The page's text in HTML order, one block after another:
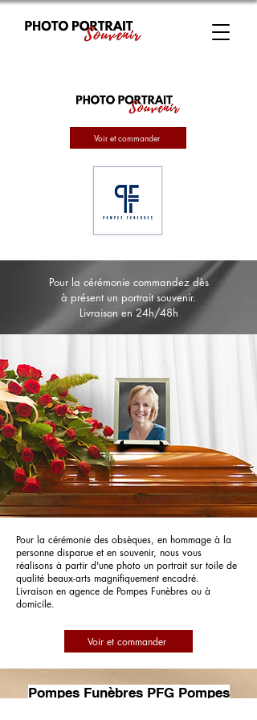
Voir et commander
Pour la cérémonie commandez dès
à présent un portrait souvenir.
Livraison en 24h/48h
Pour la cérémonie des obsèques, en hommage à la
personne disparue et en souvenir, nous vous
réalisons à partir d'une photo un portrait sur toile de
qualité beaux-arts magnifiquement encadré.
Livraison en agence de Pompes Funèbres ou à
domicile.
Voir et commander
Pompes Funèbres PFG Pompes